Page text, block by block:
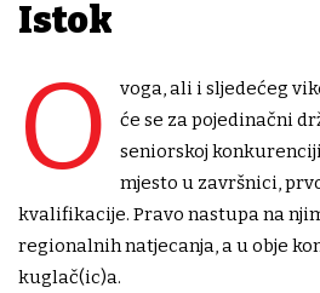
Istok
O
voga, ali i sljedećeg
će se za pojedinačni
seniorskoj
mjesto u završnici,
kvalifikacije. Pravo nastupa na
regionalnih natjecanja, a u obje
kuglač(ic)a.